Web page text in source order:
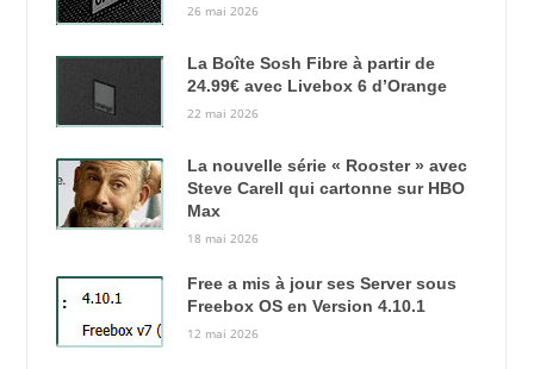
26 mai 2026
La Boîte Sosh Fibre à partir de
24.99€ avec Livebox 6 d’Orange
22 mai 2026
La nouvelle série « Rooster » avec
Steve Carell qui cartonne sur HBO
Max
18 mai 2026
Free a mis à jour ses Server sous
Freebox OS en Version 4.10.1
12 mai 2026